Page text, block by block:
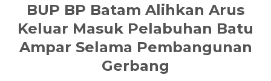
BUP BP Batam Alihkan Arus
Keluar Masuk Pelabuhan Batu
Ampar Selama Pembangunan
Gerbang